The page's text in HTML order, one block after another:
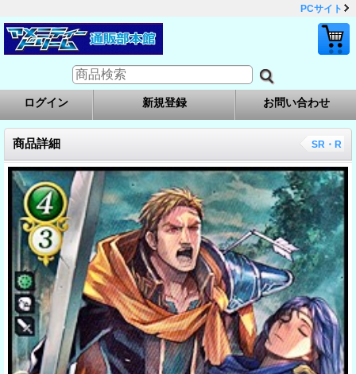
PCサイト
ログイン 新規登録 お問い合わせ
商品詳細 SR・R